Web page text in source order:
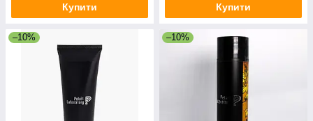
Купити Купити
–10% –10%